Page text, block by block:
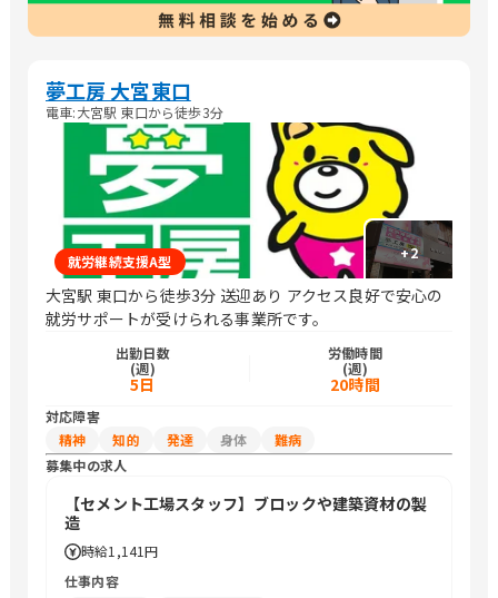
夢工房 大宮東口
電車:大宮駅 東口から徒歩3分
+2
就労継続支援A型
大宮駅 東口から徒歩3分 送迎あり アクセス良好で安心の
就労サポートが受けられる事業所です。
出勤日数
(週)
5日
労働時間
(週)
20時間
対応障害
精神
知的 発達 身体
難病
募集中の求人
【セメント工場スタッフ】ブロックや建築資材の製
造
時給1,141円
仕事内容